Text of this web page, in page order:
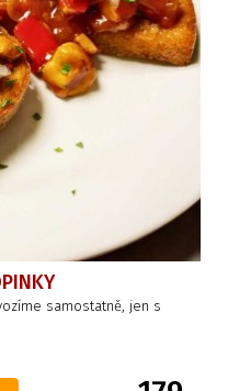
samostatně, jen s